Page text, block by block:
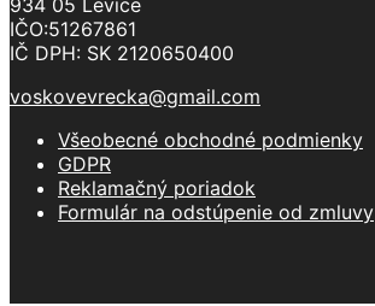
IČO:51267861
IČ DPH: SK 2120650400
voskovevrecka@gmail.com
Všeobecné obchodné podmienky
GDPR
Reklamačný poriadok
Formulár na odstúpenie od zmluvy